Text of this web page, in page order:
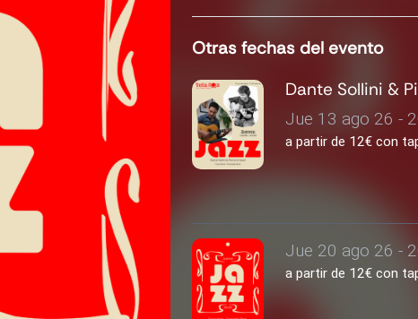
Otras fechas del evento
Dante Sollini &
Jue 13 ago 26 -
a partir de 12€ con
Jue 20 ago 26 -
a partir de 12€ con